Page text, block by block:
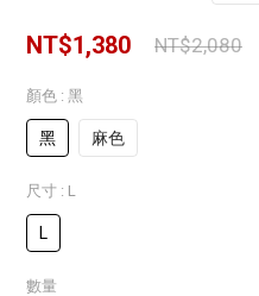
NT$1,380 NT$2,080
顏色 : 黑
黑 麻色
尺寸 : L
L
數量